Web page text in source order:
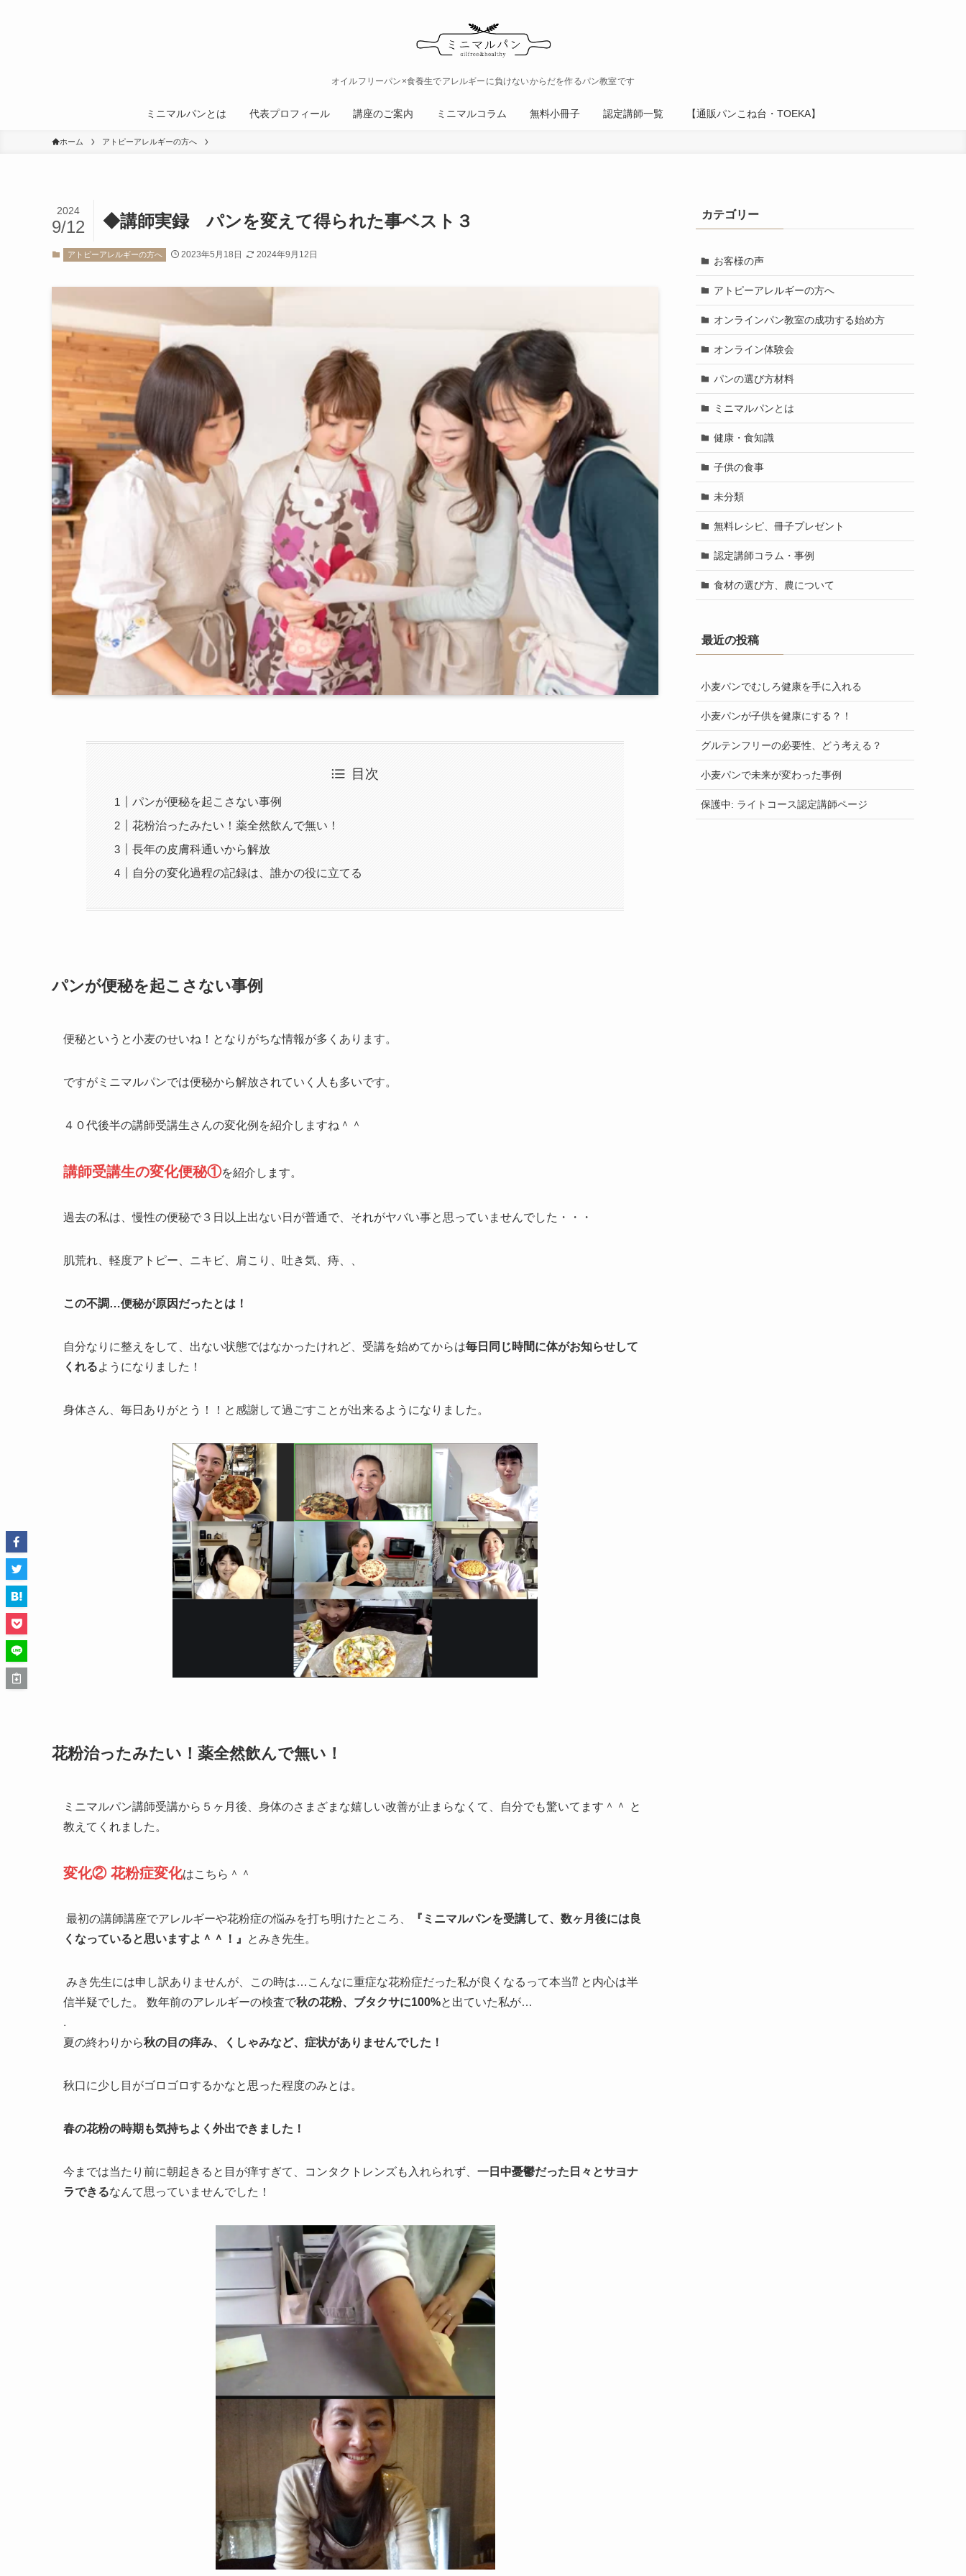
オイルフリーパン×食養生でアレルギーに負けないからだを作るパン教室です
ミニマルパンとは 代表プロフィール 講座のご案内 ミニマルコラム 無料小冊子 認定講師一覧 【通販パンこね台・TOEKA】
ホーム アトピーアレルギーの方へ
◆講師実録 パンを変えて得られた事ベスト３
2024
9/12
アトピーアレルギーの方へ 2023年5月18日 2024年9月12日
目次
パンが便秘を起こさない事例
花粉治ったみたい！薬全然飲んで無い！
長年の皮膚科通いから解放
自分の変化過程の記録は、誰かの役に立てる
パンが便秘を起こさない事例
便秘というと小麦のせいね！となりがちな情報が多くあります。
ですがミニマルパンでは便秘から解放されていく人も多いです。
４０代後半の講師受講生さんの変化例を紹介しますね＾＾
講師受講生の変化便秘①を紹介します。
過去の私は、慢性の便秘で３日以上出ない日が普通で、それがヤバい事と思っていませんでした・・・
肌荒れ、軽度アトピー、ニキビ、肩こり、吐き気、痔、、
この不調…便秘が原因だったとは！
自分なりに整えをして、出ない状態ではなかったけれど、受講を始めてからは毎日同じ時間に体がお知らせして
くれるようになりました！
身体さん、毎日ありがとう！！と感謝して過ごすことが出来るようになりました。
花粉治ったみたい！薬全然飲んで無い！
ミニマルパン講師受講から５ヶ月後、身体のさまざまな嬉しい改善が止まらなくて、自分でも驚いてます＾＾ と
教えてくれました。
変化② 花粉症変化はこちら＾＾
最初の講師講座でアレルギーや花粉症の悩みを打ち明けたところ、
『ミニマルパンを受講して、数ヶ月後には良
くなっていると思いますよ＾＾！』
とみき先生。
みき先生には申し訳ありませんが、この時は…こんなに重症な花粉症だった私が良くなるって本当⁇ と内心は半
信半疑でした。 数年前のアレルギーの検査で秋の花粉、ブタクサに100%と出ていた私が…
.
夏の終わりから秋の目の痒み、くしゃみなど、症状がありませんでした！
秋口に少し目がゴロゴロするかなと思った程度のみとは。
春の花粉の時期も気持ちよく外出できました！
今までは当たり前に朝起きると目が痒すぎて、コンタクトレンズも入れられず、 一日中憂鬱だった日々とサヨナ
ラできるなんて思っていませんでした！
カテゴリー
お客様の声
アトピーアレルギーの方へ
オンラインパン教室の成功する始め方
オンライン体験会
パンの選び方材料
ミニマルパンとは
健康・食知識
子供の食事
未分類
無料レシピ、冊子プレゼント
認定講師コラム・事例
食材の選び方、農について
最近の投稿
小麦パンでむしろ健康を手に入れる
小麦パンが子供を健康にする？！
グルテンフリーの必要性、どう考える？
小麦パンで未来が変わった事例
保護中: ライトコース認定講師ページ